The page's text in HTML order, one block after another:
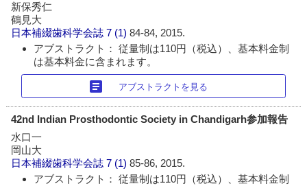
新保秀仁
鶴見大
日本補綴歯科学会誌 7 (1)84-84, 2015.
アブストラクト： 従量制は110円（税込）、基本料金制
は基本料金に含まれます。
article アブストラクトを見る
42nd Indian Prosthodontic Society in Chandigarh参加報告
水口一
岡山大
日本補綴歯科学会誌 7 (1)85-86, 2015.
アブストラクト： 従量制は110円（税込）、基本料金制